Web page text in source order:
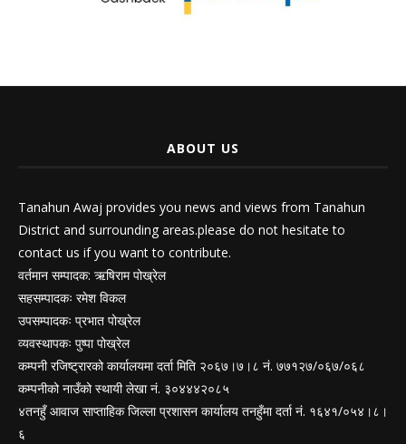
ABOUT US
Tanahun Awaj provides you news and views from Tanahun
District and surrounding areas.please do not hesitate to
contact us if you want to contribute.
वर्तमान सम्पादक: ऋषिराम पोख्रेल
सहसम्पादकः रमेश विकल
उपसम्पादकः प्रभात पोख्रेल
व्यवस्थापकः पुष्पा पोख्रेल
कम्पनी रजिष्ट्रारको कार्यालयमा दर्ता मिति २०६७।७।८ नं. ७७१२७/०६७/०६८
कम्पनीको नाउँको स्थायी लेखा नं. ३०४४४२०८५
४तनहुँ आवाज साप्ताहिक जिल्ला प्रशासन कार्यालय तनहुँमा दर्ता नं. १६४१/०५४।८।
६